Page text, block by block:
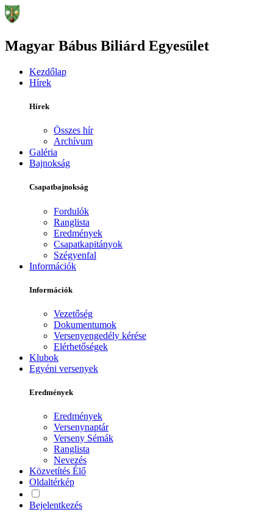
Magyar Bábus Biliárd Egyesület
Kezdőlap
Hírek
Hírek
Összes hír
Archívum
Galéria
Bajnokság
Csapatbajnokság
Fordulók
Ranglista
Eredmények
Csapatkapitányok
Szégyenfal
Információk
Információk
Vezetőség
Dokumentumok
Versenyengedély kérése
Elérhetőségek
Klubok
Egyéni versenyek
Eredmények
Eredmények
Versenynaptár
Verseny Sémák
Ranglista
Nevezés
Közvetítés Élő
Oldaltérkép
Bejelentkezés